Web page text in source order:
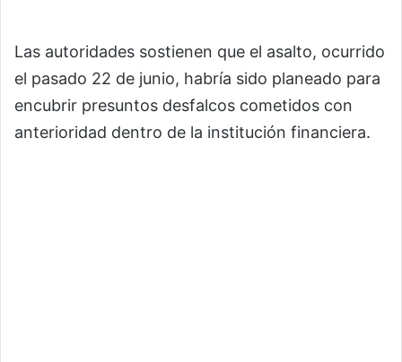
Las autoridades sostienen que el asalto, ocurrido
el pasado 22 de junio, habría sido planeado para
encubrir presuntos desfalcos cometidos con
anterioridad dentro de la institución financiera.